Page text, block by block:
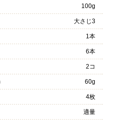
100g
大さじ3
1本
6本
2コ
60g
4枚
適量